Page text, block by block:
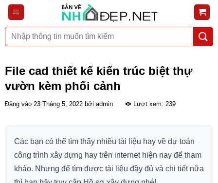
Bỏ
qua
nộiTìm
kiếm:
File cad thiết kế kiến trúc biệt thự
vườn kèm phối cảnh
Đăng vào 23 Tháng 5, 2022 bởi admin Lượt xem: 239
Các bạn có thể tìm thấy nhiều tài liệu hay về dự toán
công trình xây dựng hay trên internet hiện nay để tham
khảo. Nhưng để tìm được tài liệu đầy đủ và chi tiết nữa